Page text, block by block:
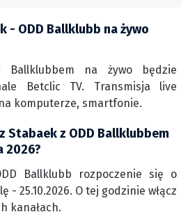
- ODD Ballklubb na żywo
Ballklubbem na żywo będzie
Betclic TV. Transmisja live
komputerze, smartfonie.
Stabaek z ODD Ballklubbem
2026?
Ballklubb rozpoczenie się o
- 25.10.2026. O tej godzinie włącz
kanałach.